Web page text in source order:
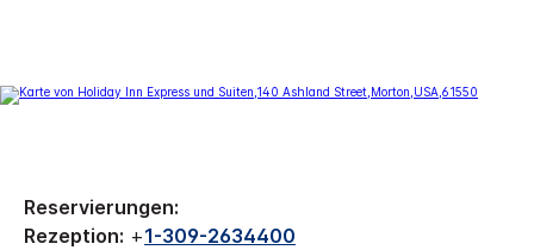
Reservierungen:
Rezeption: +1-309-2634400